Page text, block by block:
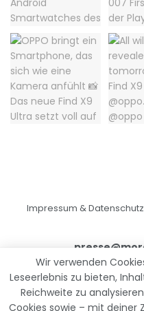
Impressum & Datenschutz
© 2025
Wir verwenden
Leseerlebnis zu bieten,
Reichweite zu
Cookies sowie – mit deiner